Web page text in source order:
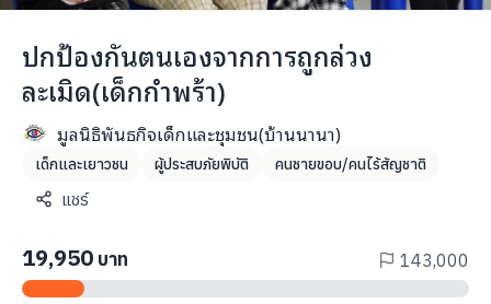
098-615-5885
นโยบายความเป็นส่วนตัว
ภาษา
ปกป้องกันตนเองจากการถูกล่วง
ละเมิด(เด็กกำพร้า)
มูลนิธิพันธกิจเด็กและชุมชน(บ้านนานา)
เด็กและเยาวชน ผู้ประสบภัยพิบัติ คนชายขอบ/คนไร้สัญชาติ
แชร์
19,950 บาท 143,000